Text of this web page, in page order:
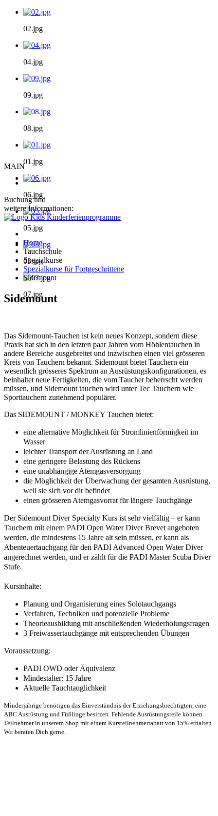
02.jpg
04.jpg
09.jpg
08.jpg
01.jpg
06.jpg
05.jpg
03.jpg
07.jpg
MAIN
Buchung und
weitere Informationen:
Home
Tauchschule
Spezialkurse
Spezialkurse für Fortgeschrittene
Sidemount
Sidemount
Das Sidemount-Tauchen ist kein neues Konzept, sondern diese
Praxis hat sich in den letzten paar Jahren vom Höhlen­tauchen in
andere Bereiche ausgebreitet und inzwischen einen viel grösseren
Kreis von Tauchern bekannt. Sidemount bietet Tauchern ein
wesentlich grösseres Spektrum an Ausrüstungskonfigurationen, es
beinhaltet neue Fertigkeiten, die vom Taucher beherrscht werden
müssen, und Sidemount tauchen wird unter Tec Tauchern wie
Sporttauchern zunehmend populärer.
Das SIDEMOUNT / MONKEY Tauchen bietet:
eine alternative Möglichkeit für Stromlinienförmigkeit im
Wasser
leichter Transport der Ausrüstung an Land
eine geringere Belastung des Rückens
eine unabhängige Atemgasversorgung
die Möglichkeit der Überwachung der gesamten Ausrüstung,
weil sie sich vor dir befindet
einen grösseren Atemgasvorrat für längere Tauchgänge
Der Sidemount Diver Specialty Kurs ist sehr vielfältig – er kann
Tauchern mit einem PADI Open Water Diver Brevet angeboten
werden, die mindestens 15 Jahre alt sein müssen, er kann als
Abenteuertauchgang für den PADI Advanced Open Water Diver
angerechnet werden, und er zählt für die PADI Master Scuba Diver
Stufe.
Kursinhalte:
Planung und Organisierung eines Solotauchgangs
Verfahren, Techniken und potenzielle Probleme
Theorieausbildung mit anschließenden Wiederholungsfragen
3 Freiwassertauchgänge mit entsprechenden Übungen
Voraussetzung:
PADI OWD oder Äquivalenz
Mindestalter: 15 Jahre
Aktuelle Tauchtauglichkeit
Minderjährige benötigen das Einverständnis der Erziehungsbrechtigten, eine
ABC Ausrüstung und Füßlinge besitzen. Fehlende Ausrüstungsteile können
Teilnehmer in unserem Shop mit einem Kursteilnehmerrabatt von 15% erhalten.
Wir beraten Dich gerne.